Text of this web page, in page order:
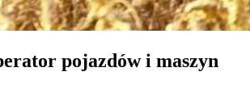
pojazdów i maszyn